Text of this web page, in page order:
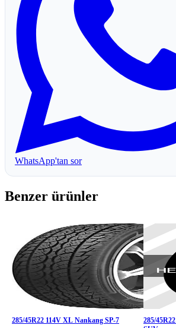
WhatsApp'tan sor
Benzer ürünler
285/45R22 114V XL Nankang SP-7
285/